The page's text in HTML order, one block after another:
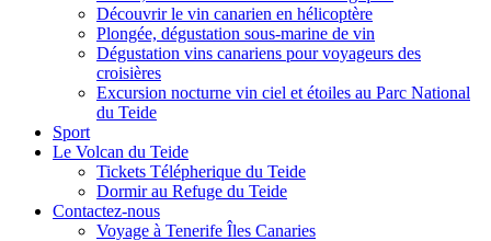
Découvrir le vin canarien en hélicoptère
Plongée, dégustation sous-marine de vin
Dégustation vins canariens pour voyageurs des
croisières
Excursion nocturne vin ciel et étoiles au Parc National
du Teide
Sport
Le Volcan du Teide
Tickets Télépherique du Teide
Dormir au Refuge du Teide
Contactez-nous
Voyage à Tenerife Îles Canaries